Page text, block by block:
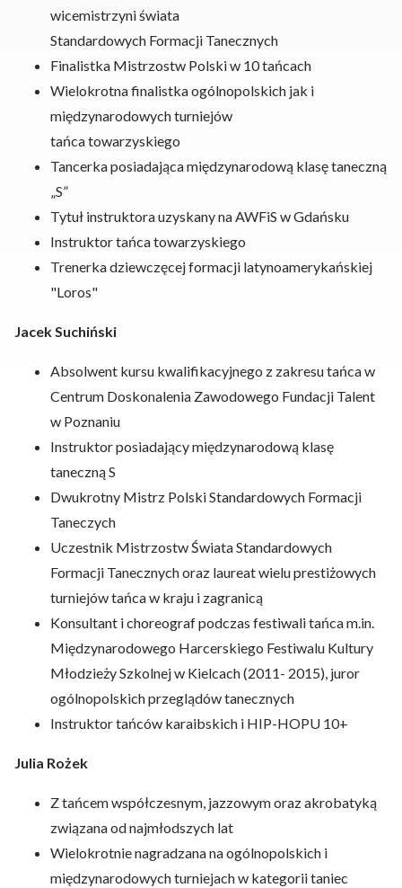
wicemistrzyni świata
Standardowych Formacji Tanecznych
Finalistka Mistrzostw Polski w 10 tańcach
Wielokrotna finalistka ogólnopolskich jak i
międzynarodowych turniejów
tańca towarzyskiego
Tancerka posiadająca międzynarodową klasę taneczną
„S”
Tytuł instruktora uzyskany na AWFiS w Gdańsku
Instruktor tańca towarzyskiego
Trenerka dziewczęcej formacji latynoamerykańskiej
"Loros"
Jacek Suchiński
Absolwent kursu kwalifikacyjnego z zakresu tańca w
Centrum Doskonalenia Zawodowego Fundacji Talent
w Poznaniu
Instruktor posiadający międzynarodową klasę
taneczną S
Dwukrotny Mistrz Polski Standardowych Formacji
Taneczych
Uczestnik Mistrzostw Świata Standardowych
Formacji Tanecznych oraz laureat wielu prestiżowych
turniejów tańca w kraju i zagranicą
Konsultant i choreograf podczas festiwali tańca m.in.
Międzynarodowego Harcerskiego Festiwalu Kultury
Młodzieży Szkolnej w Kielcach (2011- 2015), juror
ogólnopolskich przeglądów tanecznych
Instruktor tańców karaibskich i HIP-HOPU 10+
Julia Rożek
Z tańcem współczesnym, jazzowym oraz akrobatyką
związana od najmłodszych lat
Wielokrotnie nagradzana na ogólnopolskich i
międzynarodowych turniejach w kategorii taniec